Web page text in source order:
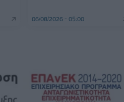
06/08/2026 - 05:00